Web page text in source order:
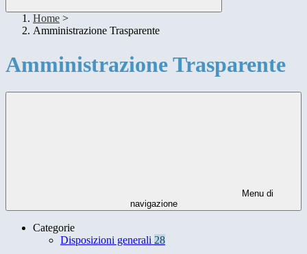
Home >
Amministrazione Trasparente
Amministrazione Trasparente
Menu di
navigazione
Categorie
Disposizioni generali 28